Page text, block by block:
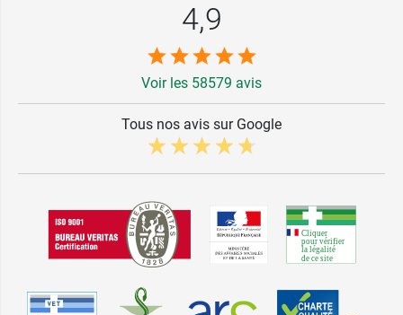
4,9
Voir les 58579 avis
Tous nos avis sur Google